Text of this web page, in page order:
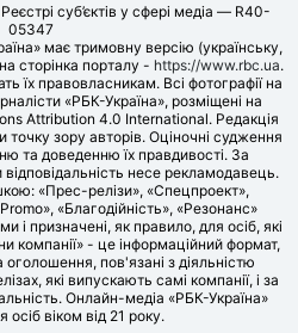
суб’єктів у сфері медіа — R40-
05347
має тримовну версію (українську,
сторінка порталу - https://www.rbc.ua.
їх правовласникам. Всі фотографії на
«РБК-Україна», розміщені на
Attribution 4.0 International. Редакція
точку зору авторів. Оціночні судження
та доведенню їх правдивості. За
відповідальність несе рекламодавець.
«Прес-релізи», «Спецпроект»,
«Благодійність», «Резонанс»
і призначені, як правило, для осіб, які
компанії» - це інформаційний формат,
пов'язані з діяльністю
які випускають самі компанії, і за
Онлайн-медіа «РБК-Україна»
осіб віком від 21 року.